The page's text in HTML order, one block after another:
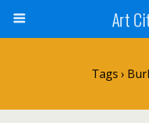
Art
Tags ›